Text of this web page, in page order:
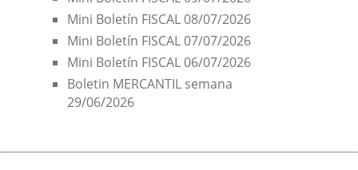
Mini Boletín FISCAL 08/07/2026
Mini Boletín FISCAL 07/07/2026
Mini Boletín FISCAL 06/07/2026
Boletin MERCANTIL semana
29/06/2026